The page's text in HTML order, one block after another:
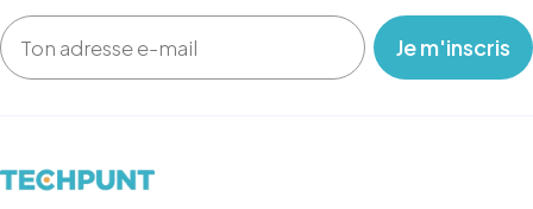
Email
‎ ‎ ‎ Je m'inscris ‎ ‎ ‎